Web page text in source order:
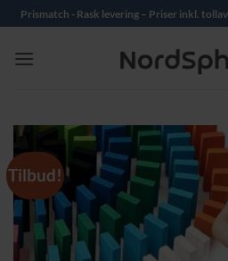
Skip
to
content
Prismatch - Rask levering – Priser inkl.
Tilbud!